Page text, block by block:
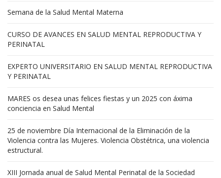
Semana de la Salud Mental Materna
CURSO DE AVANCES EN SALUD MENTAL REPRODUCTIVA Y
PERINATAL
EXPERTO UNIVERSITARIO EN SALUD MENTAL REPRODUCTIVA
Y PERINATAL
MARES os desea unas felices fiestas y un 2025 con áxima
conciencia en Salud Mental
25 de noviembre Día Internacional de la Eliminación de la
Violencia contra las Mujeres. Violencia Obstétrica, una violencia
estructural.
XIII Jornada anual de Salud Mental Perinatal de la Sociedad